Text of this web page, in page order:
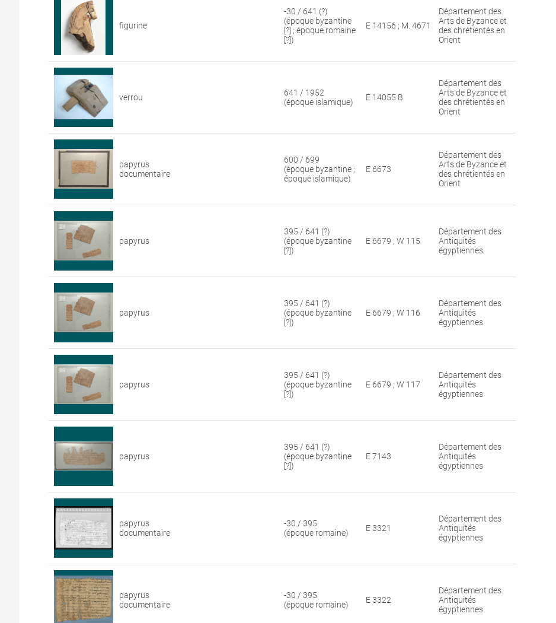
figurine
-30 / 641 (?)
(époque byzantine
[?] ; époque romaine
[?])
E 14156 ; M. 4671
Département des
Arts de Byzance et
des chrétientés en
Orient
verrou
641 / 1952
(époque islamique)
E 14055 B
Département des
Arts de Byzance et
des chrétientés en
Orient
papyrus
documentaire
600 / 699
(époque byzantine ;
époque islamique)
E 6673
Département des
Arts de Byzance et
des chrétientés en
Orient
papyrus
395 / 641 (?)
(époque byzantine
[?])
E 6679 ; W 115
Département des
Antiquités
égyptiennes
papyrus
395 / 641 (?)
(époque byzantine
[?])
E 6679 ; W 116
Département des
Antiquités
égyptiennes
papyrus
395 / 641 (?)
(époque byzantine
[?])
E 6679 ; W 117
Département des
Antiquités
égyptiennes
papyrus
395 / 641 (?)
(époque byzantine
[?])
E 7143
Département des
Antiquités
égyptiennes
papyrus
documentaire
-30 / 395
(époque romaine)
E 3321
Département des
Antiquités
égyptiennes
papyrus
documentaire
-30 / 395
(époque romaine)
E 3322
Département des
Antiquités
égyptiennes